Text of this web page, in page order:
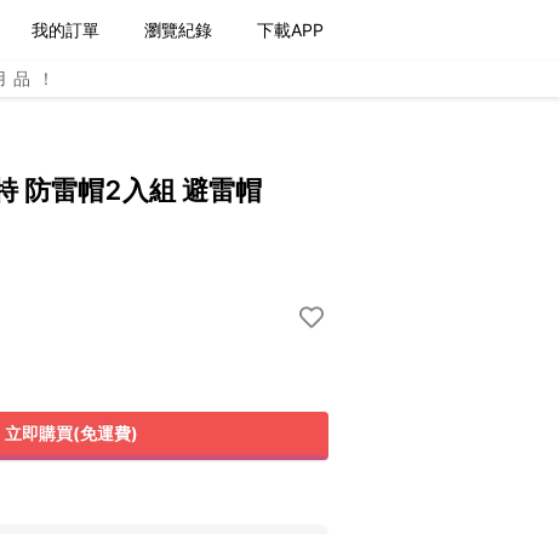
我的訂單 瀏覽紀錄 下載APP
！
防雷帽2入組 避雷帽
立即購買(免運費)